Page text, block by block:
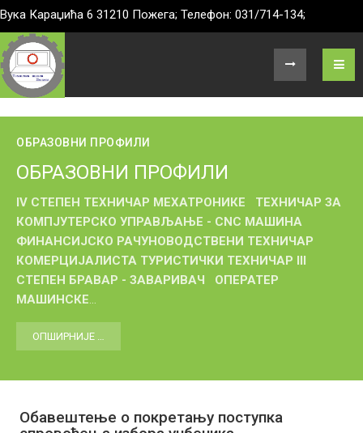
Вука Караџића 6 31210 Пожега; Телефон: 031/714-134;
ОБРАЗОВНИ ПРОФИЛИ
ОБРАЗОВНИ ПРОФИЛИ
IV СТЕПЕН ТЕХНИЧАР МЕХАТРОНИКЕ
ТЕХНИЧАР ЗА
КОМПЈУТЕРСКО УПРАВЉАЊЕ - CNC МАШИНА
ФИНАНСИЈСКО РАЧУНОВОДСТВЕНИ ТЕХНИЧАР
КОМЕРЦИЈАЛИСТА ТУРИСТИЧКИ ТЕХНИЧАР III
СТЕПЕН БРАВАР - ЗАВАРИВАЧ
ОПЕРАТЕР
МАШИНСКЕ...
ОПШИРНИЈЕ …
Обавештење о покретању поступка